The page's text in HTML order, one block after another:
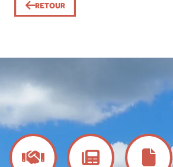
RETOUR